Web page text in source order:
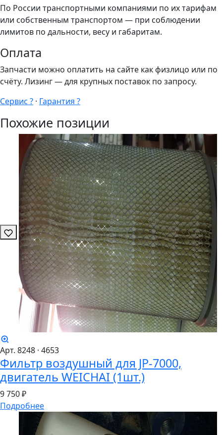
По России транспортными компаниями по их тарифам
или собственным транспортом — при соблюдении
лимитов по дальности, весу и габаритам.
Оплата
Запчасти можно оплатить на сайте как физлицо или по
счёту. Лизинг — для крупных поставок по запросу.
Сервис ? · Гарантия ?
Похожие позиции
Арт. 8248 · 4653
Фильтр воздушный для JP-7000,
двигатель WEICHAI (1шт.)
9750 ₽
Подробнее